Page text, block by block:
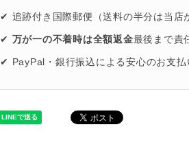
✔ 追跡付き国際郵便（送料の半分は当店
✔ 万が一の不着時は全額返金最後まで責
✔ PayPal・銀行振込による安心のお支払